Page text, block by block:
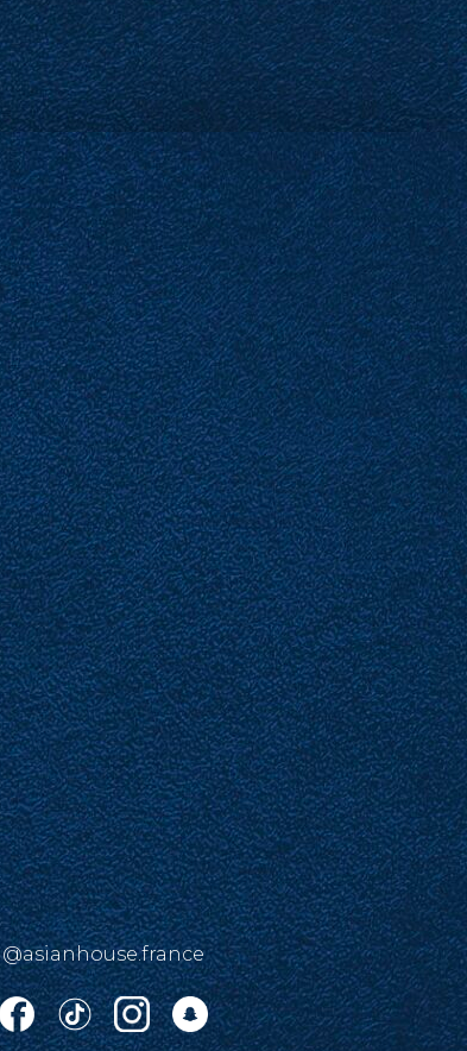
@asianhouse.france